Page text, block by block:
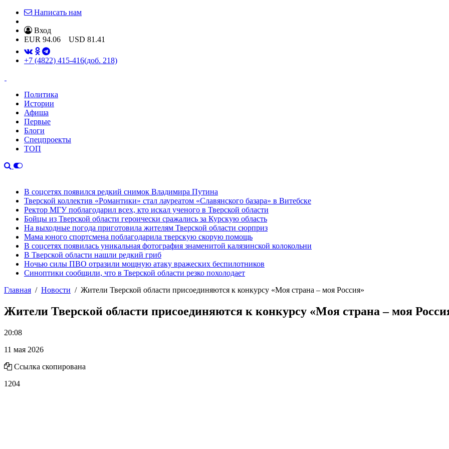
Написать нам
Вход
EUR 94.06 USD 81.41
+7 (4822) 415-416(доб. 218)
Политика
Истории
Афиша
Первые
Блоги
Спецпроекты
ТОП
В соцсетях появился редкий снимок Владимира Путина
Тверской коллектив «Романтики» стал лауреатом «Славянского базара» в Витебске
Ректор МГУ поблагодарил всех, кто искал ученого в Тверской области
Бойцы из Тверской области героически сражались за Курскую область
На выходные погода приготовила жителям Тверской области сюрприз
Мама юного спортсмена поблагодарила тверскую скорую помощь
В соцсетях появилась уникальная фотография знаменитой калязинской колокольни
В Тверской области нашли редкий гриб
Ночью силы ПВО отразили мощную атаку вражеских беспилотников
Синоптики сообщили, что в Тверской области резко похолодает
Главная
Новости Жители Тверской области присоединяются к конкурсу «Моя страна – моя Россия»
Жители Тверской области присоединяются к конкурсу «Моя страна – моя
20:08
11 мая 2026
Ссылка скопирована
1204